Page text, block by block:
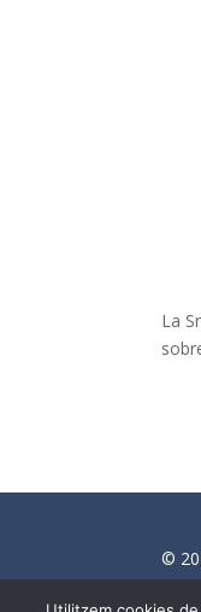
La
©